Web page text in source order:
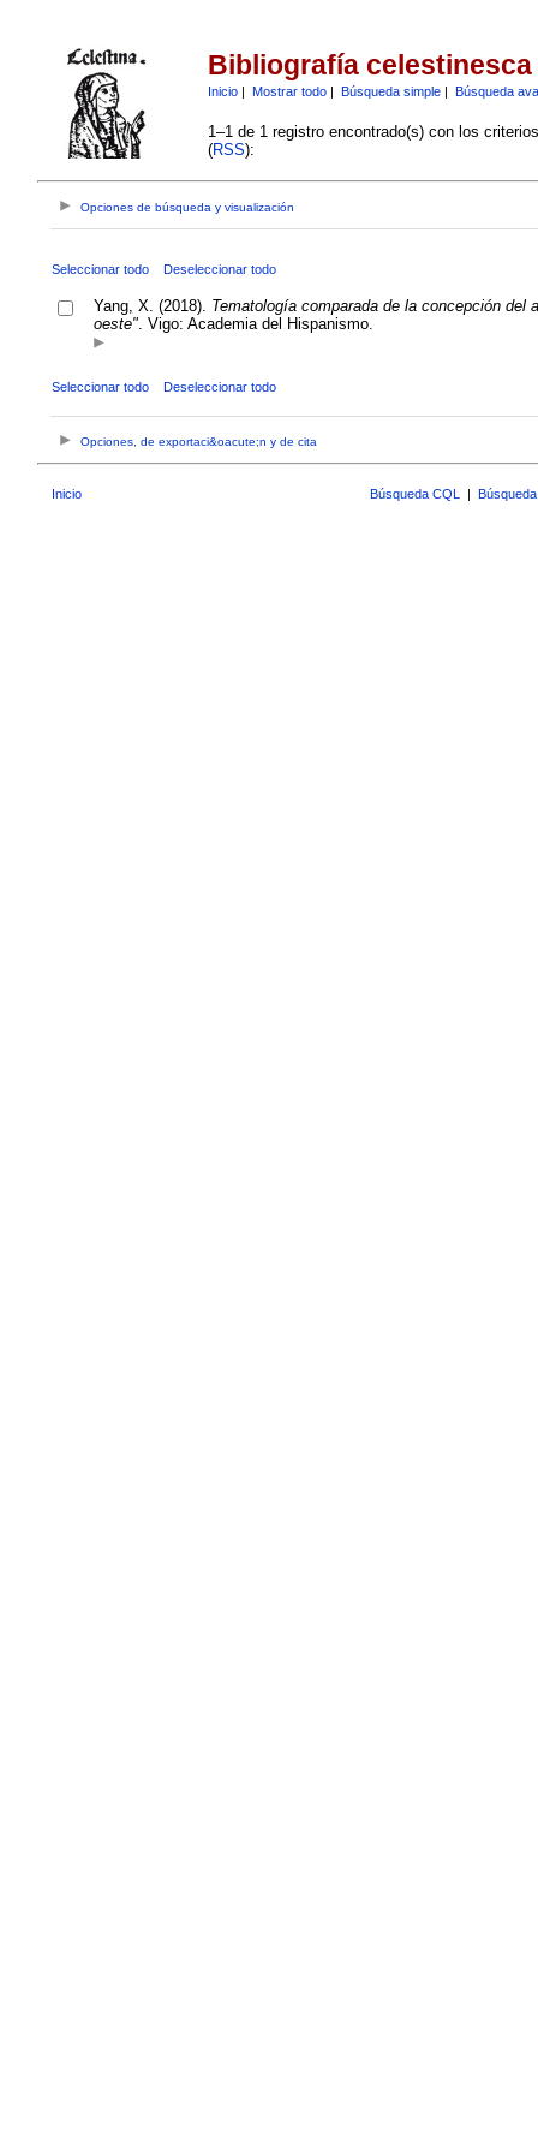
Bibliografía celestinesca
Inicio| Mostrar todo| Búsqueda simple| Búsqueda
1–1 de 1 registro encontrado(s) con los
(RSS):
Opciones de búsqueda y visualización
Seleccionar todo Deseleccionar todo
Yang, X. (2018). Tematología comparada de la concepción
oeste". Vigo: Academia del Hispanismo.
Seleccionar todo Deseleccionar todo
Opciones, de exportaci&oacute;n y de cita
Inicio Búsqueda CQL |